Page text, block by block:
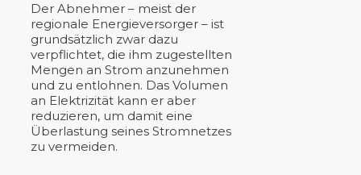
Der Abnehmer – meist der
regionale Energieversorger – ist
grundsätzlich zwar dazu
verpflichtet, die ihm zugestellten
Mengen an Strom anzunehmen
und zu entlohnen. Das Volumen
an Elektrizität kann er aber
reduzieren, um damit eine
Überlastung seines Stromnetzes
zu vermeiden.